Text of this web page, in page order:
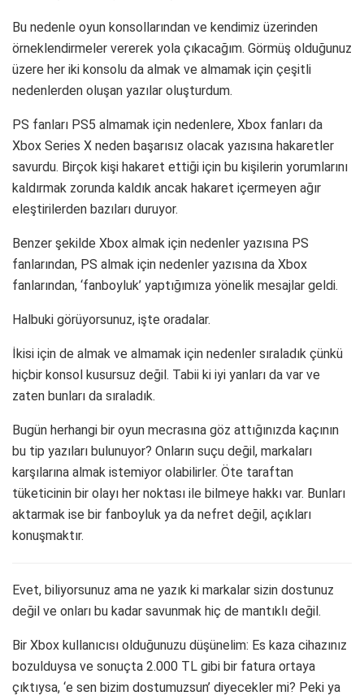
Bu nedenle oyun konsollarından ve kendimiz üzerinden
örneklendirmeler vererek yola çıkacağım. Görmüş olduğunuz
üzere her iki konsolu da almak ve almamak için çeşitli
nedenlerden oluşan yazılar oluşturdum.
PS fanları PS5 almamak için nedenlere, Xbox fanları da
Xbox Series X neden başarısız olacak yazısına hakaretler
savurdu. Birçok kişi hakaret ettiği için bu kişilerin yorumlarını
kaldırmak zorunda kaldık ancak hakaret içermeyen ağır
eleştirilerden bazıları duruyor.
Benzer şekilde Xbox almak için nedenler yazısına PS
fanlarından, PS almak için nedenler yazısına da Xbox
fanlarından, ‘fanboyluk’ yaptığımıza yönelik mesajlar geldi.
Halbuki görüyorsunuz, işte oradalar.
İkisi için de almak ve almamak için nedenler sıraladık çünkü
hiçbir konsol kusursuz değil. Tabii ki iyi yanları da var ve
zaten bunları da sıraladık.
Bugün herhangi bir oyun mecrasına göz attığınızda kaçının
bu tip yazıları bulunuyor? Onların suçu değil, markaları
karşılarına almak istemiyor olabilirler. Öte taraftan
tüketicinin bir olayı her noktası ile bilmeye hakkı var. Bunları
aktarmak ise bir fanboyluk ya da nefret değil, açıkları
konuşmaktır.
Evet, biliyorsunuz ama ne yazık ki markalar sizin dostunuz
değil ve onları bu kadar savunmak hiç de mantıklı değil.
Bir Xbox kullanıcısı olduğunuzu düşünelim: Es kaza cihazınız
bozulduysa ve sonuçta 2.000 TL gibi bir fatura ortaya
çıktıysa, ‘e sen bizim dostumuzsun’ diyecekler mi? Peki ya